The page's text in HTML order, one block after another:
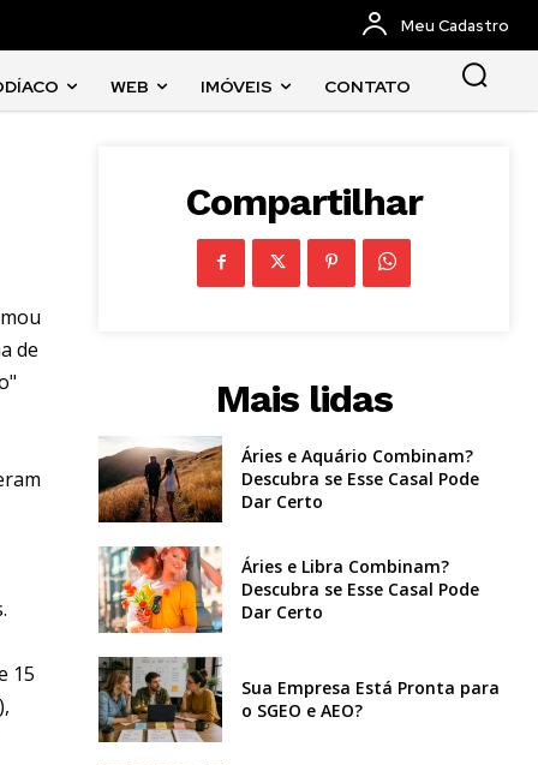
Meu Cadastro
WEB IMÓVEIS CONTATO
de
15
Compartilhar
Mais lidas
Áries e Aquário Combinam?
Descubra se Esse Casal Pode
Dar Certo
Áries e Libra Combinam?
Descubra se Esse Casal Pode
Dar Certo
Sua Empresa Está Pronta para
o SGEO e AEO?